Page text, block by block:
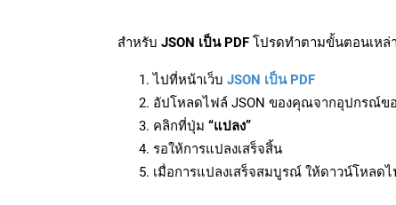
สำหรับ JSON เป็น PDF โปรดทำตามขั้นตอนเหล่
ไปที่หน้าเว็บ JSON เป็น PDF
อัปโหลดไฟล์ JSON ของคุณจากอุปกรณ์ข
คลิกที่ปุ่ม “แปลง”
รอให้การแปลงเสร็จสิ้น
เมื่อการแปลงเสร็จสมบูรณ์ ให้ดาวน์โหลด